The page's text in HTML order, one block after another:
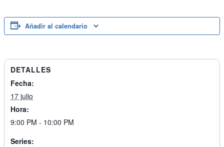
Añadir al calendario
DETALLES
Fecha:
17 julio
Hora:
9:00 PM - 10:00 PM
Series: